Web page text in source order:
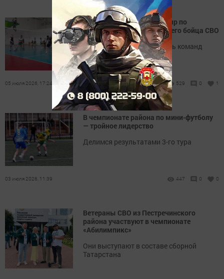
В Пестрецах провели турнир по
волейболу памяти погибшего бойца СВО
В нем приняли участие семь команд
05 июля 2026, 17:24 529 0 1
В чемпионате района по мини-футболу
— тройное лидерство
Делимся результатами 3-го тура
03 июля 2026, 11:39 447 0 0
Ветераны СВО из Пестречинского
района участвуют в чемпионате
«Абилимпикс»
Они выступают в составе сборной
Татарстана